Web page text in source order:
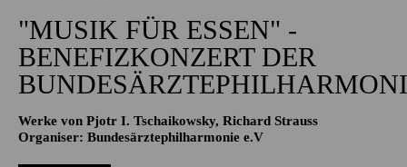
"MUSIK FÜR ESSEN" -
BENEFIZKONZERT DER
Werke von Pjotr I. Tschaikowsky, Richard Strauss
Organiser: Bundesärztephilharmonie e.V